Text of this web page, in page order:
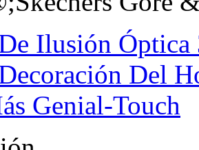
Ilusión
Del
Genial-Touch